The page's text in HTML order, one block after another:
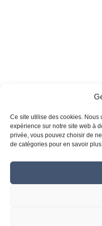
Ce site utilise des cookies.
expérience sur notre site web à
privée, vous pouvez choisir de
de catégories pour en savoir